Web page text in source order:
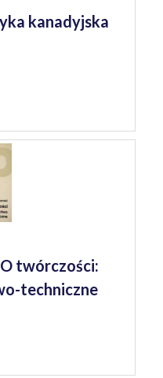
kanadyjska
twórczości:
techniczne